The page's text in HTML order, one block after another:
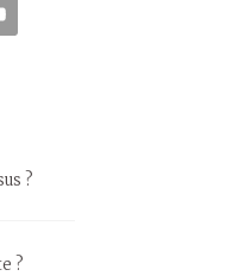
?
?